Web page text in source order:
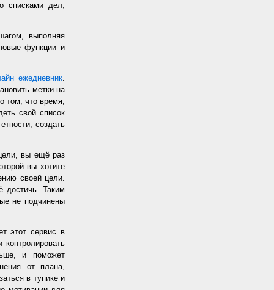
списками дел,
выполняя
функции и
ежедневник.
метки на
том, что время,
свой список
создать
вы ещё раз
вы хотите
своей цели.
достичь. Таким
не подчинены
этот сервис в
и поможет
от плана,
в тупике и